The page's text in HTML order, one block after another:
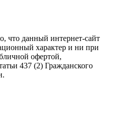
что данный интернет-сайт
характер и ни при
офертой,
437 (2) Гражданского